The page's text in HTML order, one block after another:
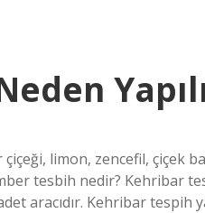
limon, zencefil, çiçek
tesbih nedir? Kehribar
aracıdır. Kehribar tespih